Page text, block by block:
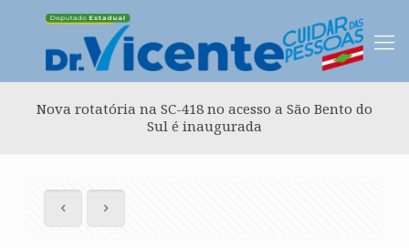
Nova rotatória na SC-418 no acesso a São Bento do
Sul é inaugurada